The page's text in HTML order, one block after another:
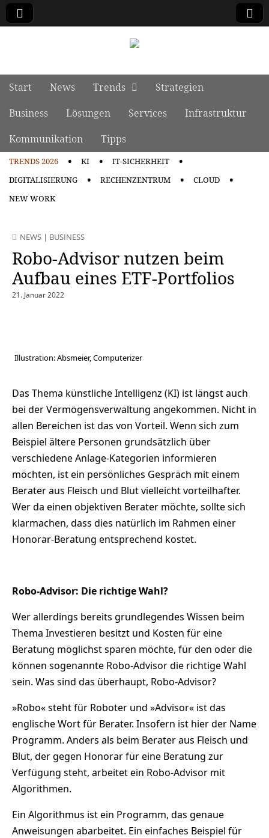
Main menu
Skip to content
Start News Trends
Strategien
Business
Lösungen Services
Infrastruktur
Kommunikation
Tipps
TRENDS 2026 KI
IT-SICHERHEIT
DIGITALISIERUNG
RECHENZENTRUM
CLOUD
NEW WORK
NEWS | BUSINESS
Robo-Advisor nutzen beim
Aufbau eines ETF-Portfolios
21. Januar 2022
Illustration: Absmeier, Computerizer
Das Thema künstliche Intelligenz (KI) ist längst auch
bei der Vermögensverwaltung angekommen. Nicht in
allen Bereichen ist das von Vorteil. Wenn sich zum
Beispiel ältere Personen grundsätzlich über
verschiedene Anlage-Kategorien informieren
möchten, ist ein persönliches Gespräch mit einem
Berater aus Fleisch und Blut vielleicht vorteilhafter.
Wer da einen objektiven Berater möchte, sollte sich
klarmachen, dass dies natürlich im Rahmen einer
Honorar-Beratung entsprechend kostet.
Robo-Advisor: Die richtige Wahl?
Wer allerdings bereits grundlegendes Wissen beim
Thema Investieren besitzt und Kosten für eine
Beratung möglichst sparen möchte, für den oder die
können sogenannte Robo-Advisor die richtige Wahl
sein. Was sind das überhaupt, Robo-Advisor?
»Robo« steht für Roboter und »Advisor« ist das
englische Wort für Berater. Insofern ist hier der Name
Programm. Anders als beim Berater aus Fleisch und
Blut, der gegen Honorar für eine Beratung zur
Verfügung steht, arbeitet ein Robo-Advisor mit
Algorithmen.
Ein Algorithmus ist ein Programm, das genaue
Anweisungen abarbeitet. Ein einfaches Beispiel für